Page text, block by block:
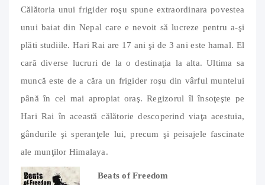
Călătoria unui frigider roşu spune extraordinara povestea
unui baiat din Nepal care e nevoit să lucreze pentru a-şi
plăti studiile. Hari Rai are 17 ani şi de 3 ani este hamal. El
cară diverse lucruri de la o destinaţia la alta. Ultima sa
muncă este de a căra un frigider roşu din vârful muntelui
până în cel mai apropiat oraş. Regizorul îl însoţeşte pe
Hari Rai în această călătorie descoperind viaţa acestuia,
gândurile şi speranţele lui, precum şi peisajele fascinate
ale munţilor Himalaya.
Beats of Freedom